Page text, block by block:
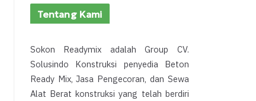
Tentang Kami
Sokon Readymix adalah Group CV.
Solusindo Konstruksi penyedia Beton
Ready Mix, Jasa Pengecoran, dan Sewa
Alat Berat konstruksi yang telah berdiri